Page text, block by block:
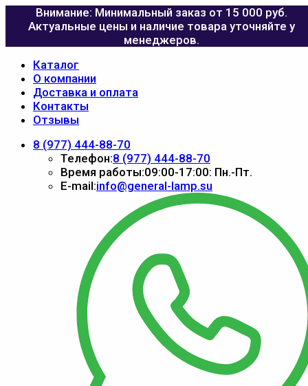
Внимание: Минимальный заказ от 15 000 руб.
Актуальные цены и наличие товара уточняйте у
менеджеров.
Каталог
О компании
Доставка и оплата
Контакты
Отзывы
8 (977) 444-88-70
Телефон:8 (977) 444-88-70
Время работы:09:00-17:00: Пн.-Пт.
E-mail:info@general-lamp.su